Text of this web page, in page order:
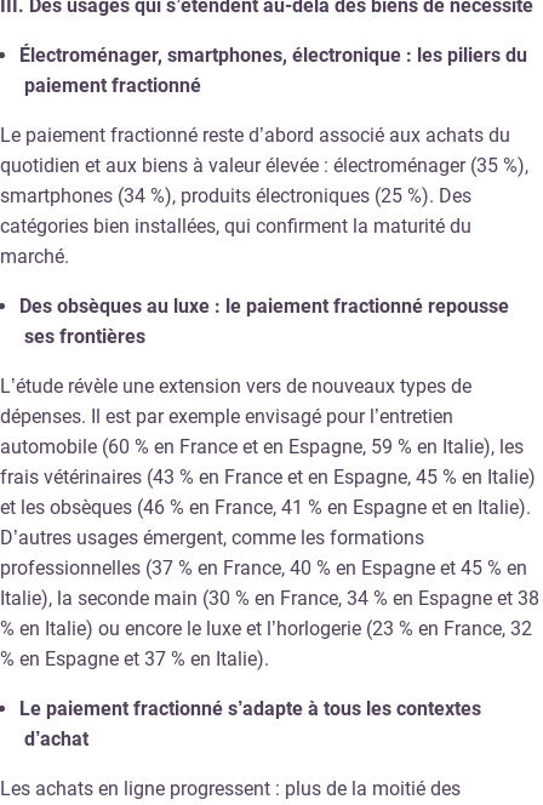
III. Des usages qui s’étendent au-delà des biens de nécessité
Électroménager, smartphones, électronique : les piliers du
paiement fractionné
Le paiement fractionné reste d’abord associé aux achats du
quotidien et aux biens à valeur élevée : électroménager (35 %),
smartphones (34 %), produits électroniques (25 %). Des
catégories bien installées, qui confirment la maturité du
marché.
Des obsèques au luxe : le paiement fractionné repousse
ses frontières
L’étude révèle une extension vers de nouveaux types de
dépenses. Il est par exemple envisagé pour l’entretien
automobile (60 % en France et en Espagne, 59 % en Italie), les
frais vétérinaires (43 % en France et en Espagne, 45 % en Italie)
et les obsèques (46 % en France, 41 % en Espagne et en Italie).
D’autres usages émergent, comme les formations
professionnelles (37 % en France, 40 % en Espagne et 45 % en
Italie), la seconde main (30 % en France, 34 % en Espagne et 38
% en Italie) ou encore le luxe et l’horlogerie (23 % en France, 32
% en Espagne et 37 % en Italie).
Le paiement fractionné s’adapte à tous les contextes
d’achat
Les achats en ligne progressent : plus de la moitié des